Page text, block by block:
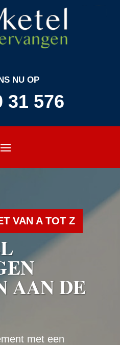
NU OP
31 576
VAN A TOT Z
AAN DE
met een